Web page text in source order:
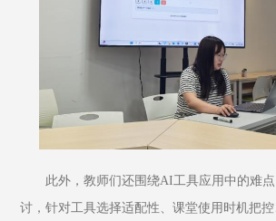
此外，教师们还围绕AI工具应用中的难
讨，针对工具选择适配性、课堂使用时机把